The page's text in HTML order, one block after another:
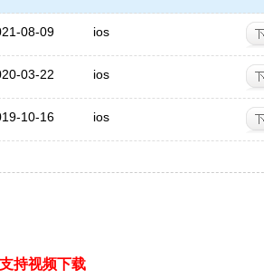
08-09 ios
03-22 ios
10-16 ios
持视频下载